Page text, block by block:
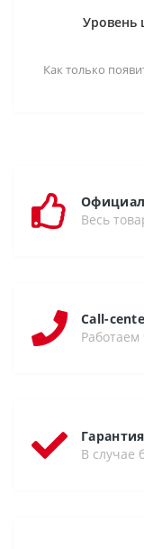
Уровень
Как только
Весь
Call-
В случае